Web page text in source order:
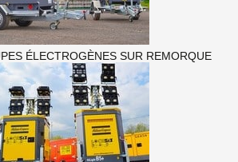
ÉLECTROGÈNES SUR REMORQUE